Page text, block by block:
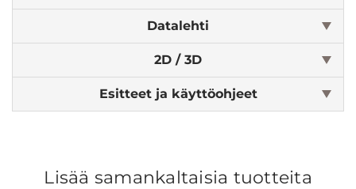
Datalehti
2D / 3D
Esitteet ja käyttöohjeet
Lisää samankaltaisia tuotteita